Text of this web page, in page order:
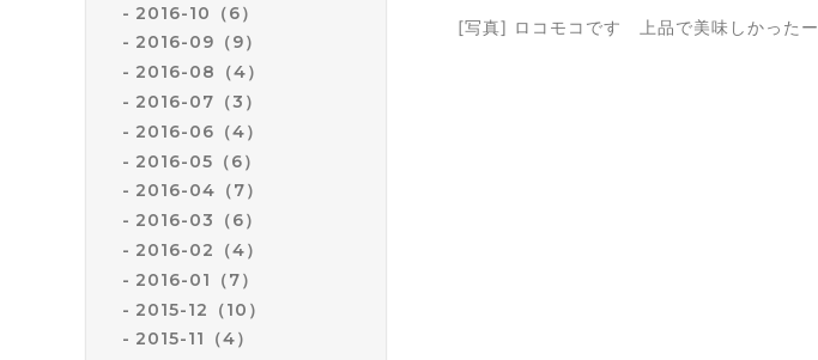
2016-10（6）
2016-09（9）
2016-08（4）
2016-07（3）
2016-06（4）
2016-05（6）
2016-04（7）
2016-03（6）
2016-02（4）
2016-01（7）
2015-12（10）
2015-11（4）
[写真] ロコモコです 上品で美味しかったー